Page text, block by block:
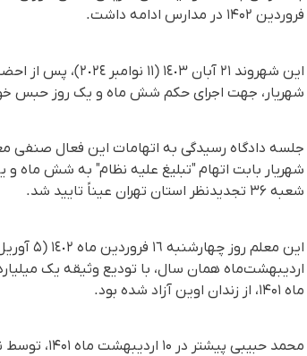
فروردین ۱۴۰۲ در مدارس ادامه داشت.
این شهروند ٢١
شهریار، جهت اجرای حکم شش ماه و یک روز حبس
شعبه ۳۶ تجدیدنظر استان تهران عیناً تایید شد.
ماه ۱۴۰۱، از زندان اوین آزاد شده بود.